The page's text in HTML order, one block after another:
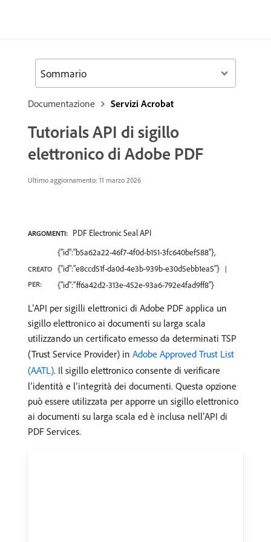
Documentazione Servizi Acrobat
Tutorials API di sigillo
elettronico di Adobe PDF
Ultimo aggiornamento: 11 marzo 2026
ARGOMENTI: PDF Electronic Seal API
CREATO
PER:
{"id":"b5a62a22-46f7-4f0d-b151-3fc640bef588"},
{"id":"e8ccd51f-da0d-4e3b-939b-e30d5ebb1ea5"}
{"id":"ff6a42d2-313e-452e-93a6-792e4fad9ff8"}
L’API per sigilli elettronici di Adobe PDF applica un
sigillo elettronico ai documenti su larga scala
utilizzando un certificato emesso da determinati TSP
(Trust Service Provider) in Adobe Approved Trust List
(AATL). Il sigillo elettronico consente di verificare
l’identità e l’integrità dei documenti. Questa opzione
può essere utilizzata per apporre un sigillo elettronico
ai documenti su larga scala ed è inclusa nell’API di
PDF Services.
Sommario